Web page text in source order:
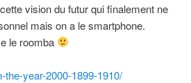
vision du futur qui finalement ne
mais on a le smartphone.
le roomba
the-year-2000-1899-1910/